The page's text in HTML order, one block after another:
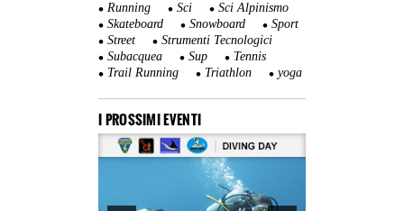
Running
Sci
Sci Alpinismo
Skateboard
Snowboard
Sport
Street
Strumenti Tecnologici
Subacquea
Sup
Tennis
Trail Running
Triathlon yoga
I PROSSIMI EVENTI